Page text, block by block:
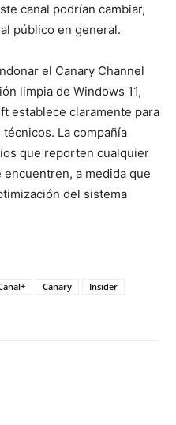
canal podrían cambiar,
público en general.
el Canary Channel
limpia de Windows 11,
establece claramente para
La compañía
que reporten cualquier
a medida que
del sistema
Canary
Insider